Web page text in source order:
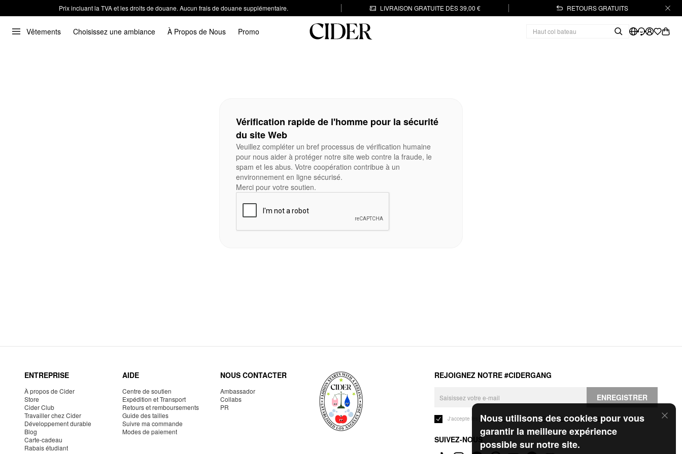
Prix incluant la TVA et les droits de douane. Aucun frais de douane supplémentaire. LIVRAISON GRATUITE DÈS 39,00 € RETOURS GRATUITS
Vêtements Choisissez une ambiance À Propos de Nous Promo
Nous utilisons des cookies pour vous
garantir la meilleure expérience
possible sur notre site.
Vérification rapide de l'homme pour la sécurité
du site Web
Veuillez compléter un bref processus de vérification humaine
pour nous aider à protéger notre site web contre la fraude, le
spam et les abus. Votre coopération contribue à un
environnement en ligne sécurisé.
Merci pour votre soutien.
ENTREPRISE
À propos de Cider
Store
Cider Club
Travailler chez Cider
Développement durable
Blog
Carte-cadeau
Rabais étudiant
AIDE
Centre de soutien
Expédition et Transport
Retours et remboursements
Guide des tailles
Suivre ma commande
Modes de paiement
NOUS CONTACTER
Ambassador
Collabs
PR
REJOIGNEZ NOTRE #CIDERGANG
ENREGISTRER
J'accepte les Conditions généraleset laPolitique de confidentialité.
SUIVEZ-NOUS